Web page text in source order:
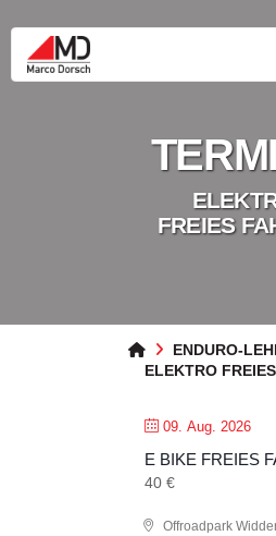
FREIES
HOMEENDURO-
ELEKTRO
09. Aug. 2026
E BIKE FREIES
40 €
Offroadpark